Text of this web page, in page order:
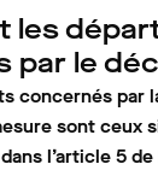
les
par le
concernés par
sont ceux
l’article 5